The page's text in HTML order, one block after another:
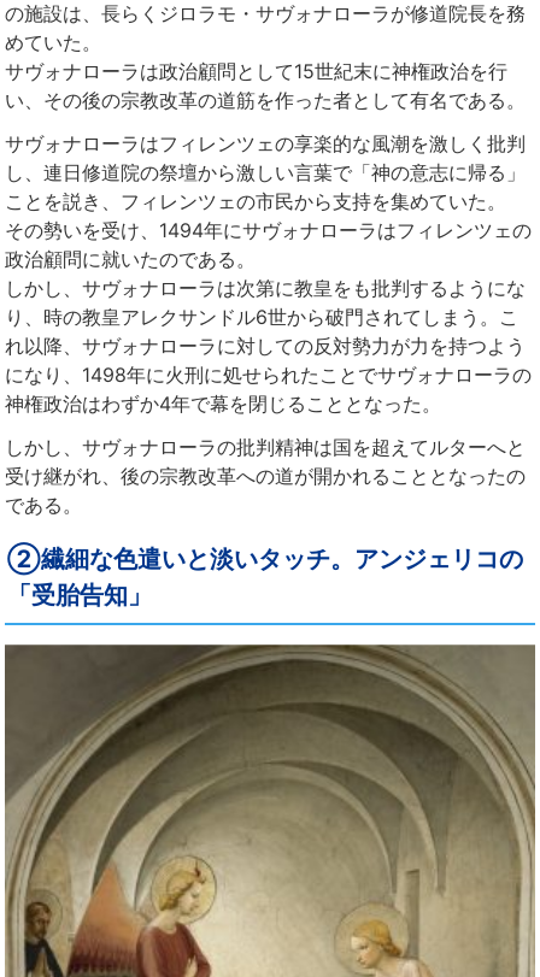
の施設は、長らくジロラモ・サヴォナローラが修道院長を務
めていた。
サヴォナローラは政治顧問として15世紀末に神権政治を行
い、その後の宗教改革の道筋を作った者として有名である。
サヴォナローラはフィレンツェの享楽的な風潮を激しく批判
し、連日修道院の祭壇から激しい言葉で「神の意志に帰る」
ことを説き、フィレンツェの市民から支持を集めていた。
その勢いを受け、1494年にサヴォナローラはフィレンツェの
政治顧問に就いたのである。
しかし、サヴォナローラは次第に教皇をも批判するようにな
り、時の教皇アレクサンドル6世から破門されてしまう。こ
れ以降、サヴォナローラに対しての反対勢力が力を持つよう
になり、1498年に火刑に処せられたことでサヴォナローラの
神権政治はわずか4年で幕を閉じることとなった。
しかし、サヴォナローラの批判精神は国を超えてルターへと
受け継がれ、後の宗教改革への道が開かれることとなったの
である。
②繊細な色遣いと淡いタッチ。アンジェリコの
「受胎告知」